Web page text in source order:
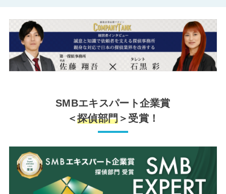
SMBエキスパート企業賞
＜探偵部門 ＞受賞！